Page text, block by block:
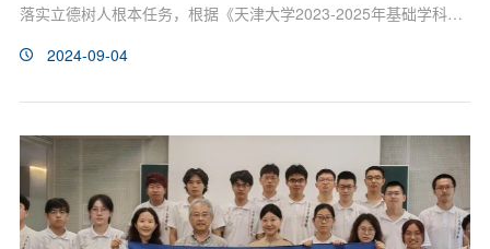
落实立德树人根本任务，根据《天津大学2023-2025年基础学科国
才培养基地、生物科学拔尖人才培养基地，天津大学理学院与生命
伴”国际暑期学校化学与生物前沿讲座。该系列活动旨在强...
2024-09-04